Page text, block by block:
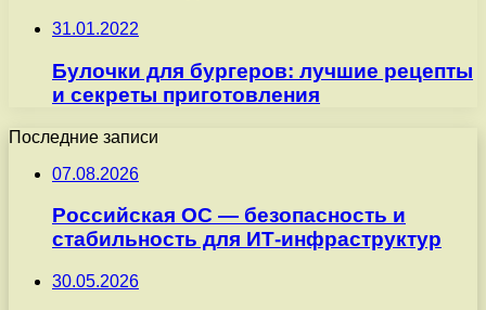
31.01.2022
Булочки для бургеров: лучшие рецепты
и секреты приготовления
Последние записи
07.08.2026
Российская ОС — безопасность и
стабильность для ИТ-инфраструктур
30.05.2026